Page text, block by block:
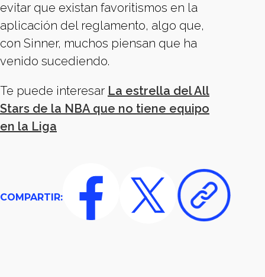
evitar que existan favoritismos en la
aplicación del reglamento, algo que,
con Sinner, muchos piensan que ha
venido sucediendo.
Te puede interesar La estrella del All
Stars de la NBA que no tiene equipo
en la Liga
COMPARTIR: